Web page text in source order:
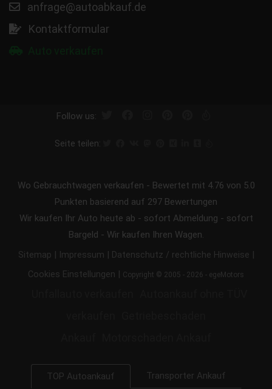
anfrage@autoabkauf.de
Kontaktformular
Follow us:
Seite teilen:
Wo Gebrauchtwagen verkaufen - Bewertet mit 4.76 von 5.0
Punkten basierend auf 297 Bewertungen
Wir kaufen Ihr Auto heute ab - sofort Abmeldung - sofort
Bargeld - Wir kaufen Ihren Wagen.
Sitemap | Impressum | Datenschutz / rechtliche Hinweise |
Cookies Einstellungen | Copyright © 2005 - 2026 - egeMotors
TOP Autoankauf Transporter Ankauf